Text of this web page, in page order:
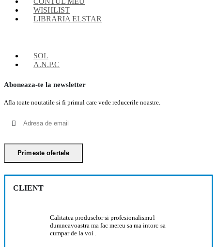
WISHLIST
LIBRARIA ELSTAR
SOL
A.N.P.C
Aboneaza-te la newsletter
Afla toate noutatile si fi primul care vede reducerile noastre.
CLIENT
Calitatea produselor si profesionalismul
dumneavoastra ma fac mereu sa ma intorc sa
cumpar de la voi .